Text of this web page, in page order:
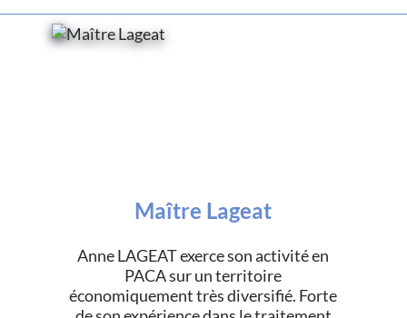
Maître Lageat
Anne LAGEAT exerce son activité en
PACA sur un territoire
économiquement très diversifié. Forte